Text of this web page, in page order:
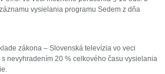
vysielania programu Sedem z dňa
zákona – Slovenská televízia vo veci
nevyhradením 20 % celkového času vysielania